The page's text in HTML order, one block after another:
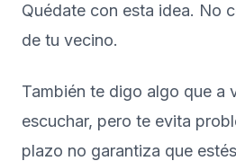
Quédate con esta idea. No
de tu vecino.
También te digo algo que a
escuchar, pero te evita
plazo no garantiza que